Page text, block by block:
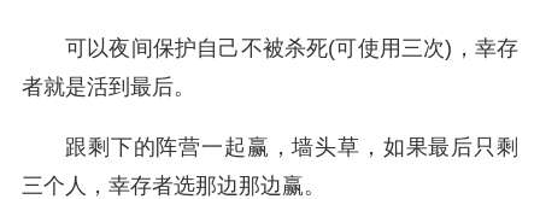
可以夜间保护自己不被杀死(可使用三次)，幸存
者就是活到最后。
跟剩下的阵营一起赢，墙头草，如果最后只剩
三个人，幸存者选那边那边赢。